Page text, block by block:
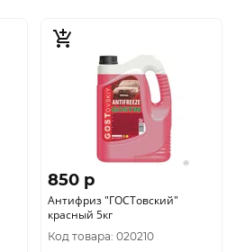
850 p
Антифриз "ГОСТовский"
красный 5кг
Код товара: 020210